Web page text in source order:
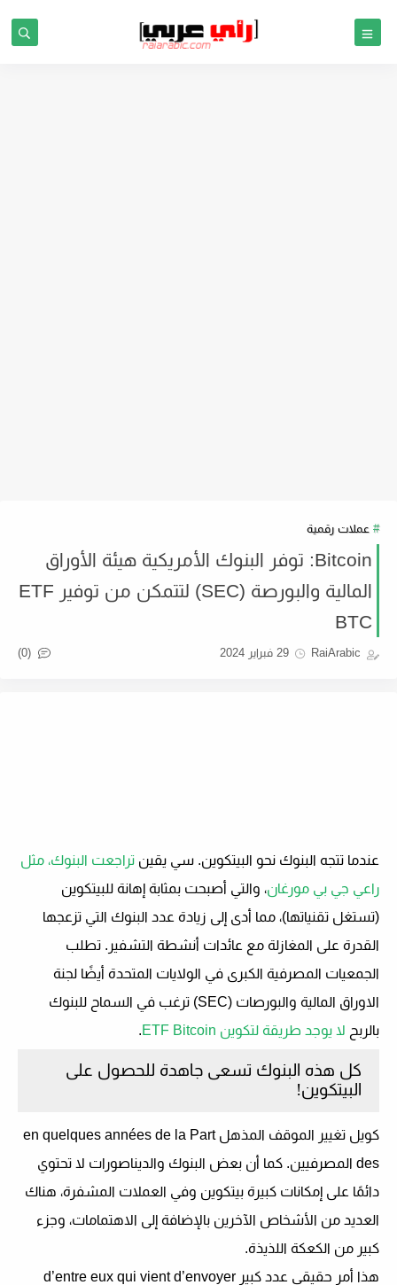
عملات رقمية
Bitcoin: توفر البنوك الأمريكية هيئة الأوراق
المالية والبورصة (SEC) لتتمكن من توفير ETF
BTC
RaiArabic 29 فبراير 2024 (0)
عندما تتجه البنوك نحو البيتكوين. سي يقين تراجعت البنوك، مثل
راعي جي بي مورغان، والتي أصبحت بمثابة إهانة للبيتكوين
(تستغل تقنياتها)، مما أدى إلى زيادة عدد البنوك التي تزعجها
القدرة على المغازلة مع عائدات أنشطة التشفير. تطلب
الجمعيات المصرفية الكبرى في الولايات المتحدة أيضًا لجنة
الاوراق المالية والبورصات
(SEC) ترغب في السماح للبنوك
بالربح لا يوجد طريقة لتكوين ETF Bitcoin .
كل هذه البنوك تسعى جاهدة للحصول على
البيتكوين!
كويل تغيير الموقف المذهل en quelques années de la Part
des المصرفيين. كما أن بعض البنوك والديناصورات لا تحتوي
دائمًا على إمكانات كبيرة بيتكوين وفي العملات المشفرة، هناك
العديد من الأشخاص الآخرين بالإضافة إلى الاهتمامات، وجزء
كبير من الكعكة اللذيذة.
هذا أمر حقيقي عدد كبير d’entre eux qui vient d’envoyer